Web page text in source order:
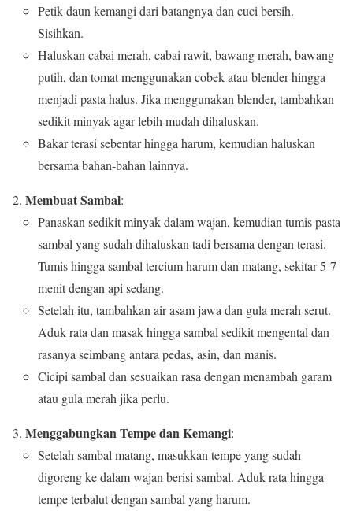
Petik daun kemangi dari batangnya dan cuci bersih.
Sisihkan.
Haluskan cabai merah, cabai rawit, bawang merah, bawang
putih, dan tomat menggunakan cobek atau blender hingga
menjadi pasta halus. Jika menggunakan blender, tambahkan
sedikit minyak agar lebih mudah dihaluskan.
Bakar terasi sebentar hingga harum, kemudian haluskan
bersama bahan-bahan lainnya.
Membuat Sambal:
Panaskan sedikit minyak dalam wajan, kemudian tumis pasta
sambal yang sudah dihaluskan tadi bersama dengan terasi.
Tumis hingga sambal tercium harum dan matang, sekitar 5-7
menit dengan api sedang.
Setelah itu, tambahkan air asam jawa dan gula merah serut.
Aduk rata dan masak hingga sambal sedikit mengental dan
rasanya seimbang antara pedas, asin, dan manis.
Cicipi sambal dan sesuaikan rasa dengan menambah garam
atau gula merah jika perlu.
Menggabungkan Tempe dan Kemangi:
Setelah sambal matang, masukkan tempe yang sudah
digoreng ke dalam wajan berisi sambal. Aduk rata hingga
tempe terbalut dengan sambal yang harum.